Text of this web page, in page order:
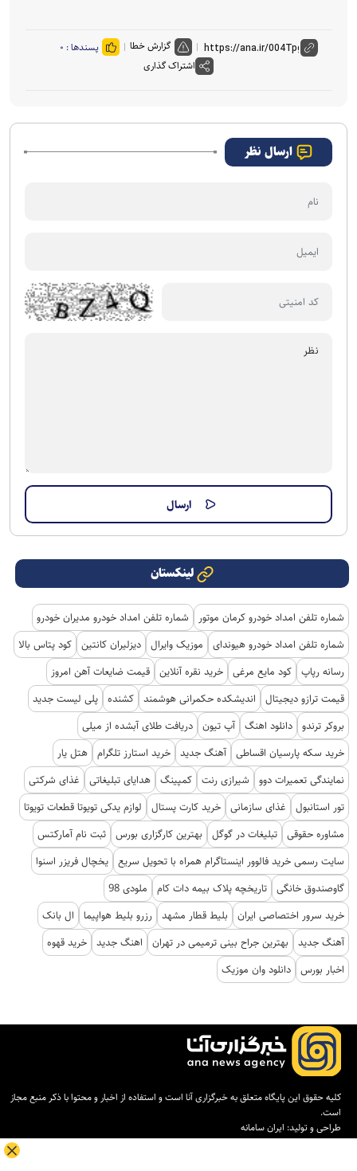
گزارش خطا پسندها : ۰
اشتراک گذاری
ارسال نظر
لینکستان
شماره تلفن امداد خودرو کرمان موتور
شماره تلفن امداد خودرو مدیران خودرو
شماره تلفن امداد خودرو هیوندای
موزیک وایرال دیزلیران کانتین کود پتاس بالا
رسانه رپاپ کود مایع مرغی خرید نقره آنلاین قیمت ضایعات آهن امروز
قیمت ترازو دیجیتال
اندیشکده حکمرانی هوشمند کشنده پلی لیست جدید
بروکر ترندو دانلود اهنگ آپ تیون دریافت طلای آبشده از میلی
خرید سکه پارسیان اقساطی آهنگ جدید خرید استارز تلگرام هتل یار
نمایندگی تعمیرات دوو
شیرازی رنت کمپینگ هدایای تبلیغاتی
غذای شرکتی
تور استانبول
غذای سازمانی خرید کارت پستال
لوازم یدکی تویوتا قطعات تویوتا
مشاوره حقوقی تبلیغات در گوگل بهترین کارگزاری بورس ثبت نام آمارکتس
سایت رسمی خرید فالوور اینستاگرام همراه با تحویل سریع یخچال فریزر اسنوا
گاوصندوق خانگی تاریخچه پلاک بیمه دات کام
ملودی 98
خرید سرور اختصاصی ایران
بلیط قطار مشهد رزرو بلیط هواپیما
ال بانک
آهنگ جدید
بهترین جراح بینی ترمیمی در تهران اهنگ جدید خرید قهوه
اخبار بورس دانلود وان موزیک
کلیه حقوق این پایگاه متعلق به خبرگزاری آنا است و استفاده از اخبار و محتوا با ذکر منبع مجاز
است.
طراحی و تولید: ایران سامانه